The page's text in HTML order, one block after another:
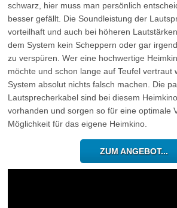
schwarz, hier muss man persönlich
besser gefällt. Die Soundleistung der
vorteilhaft und auch bei höheren
dem System kein Scheppern oder gar
zu verspüren. Wer eine hochwertige
möchte und schon lange auf Teufel vertraut
System absolut nichts falsch machen. Die
Lautsprecherkabel sind bei diesem
vorhanden und sorgen so für eine optimale
Möglichkeit für das eigene Heimkino.
ZUM ANGEBOT...